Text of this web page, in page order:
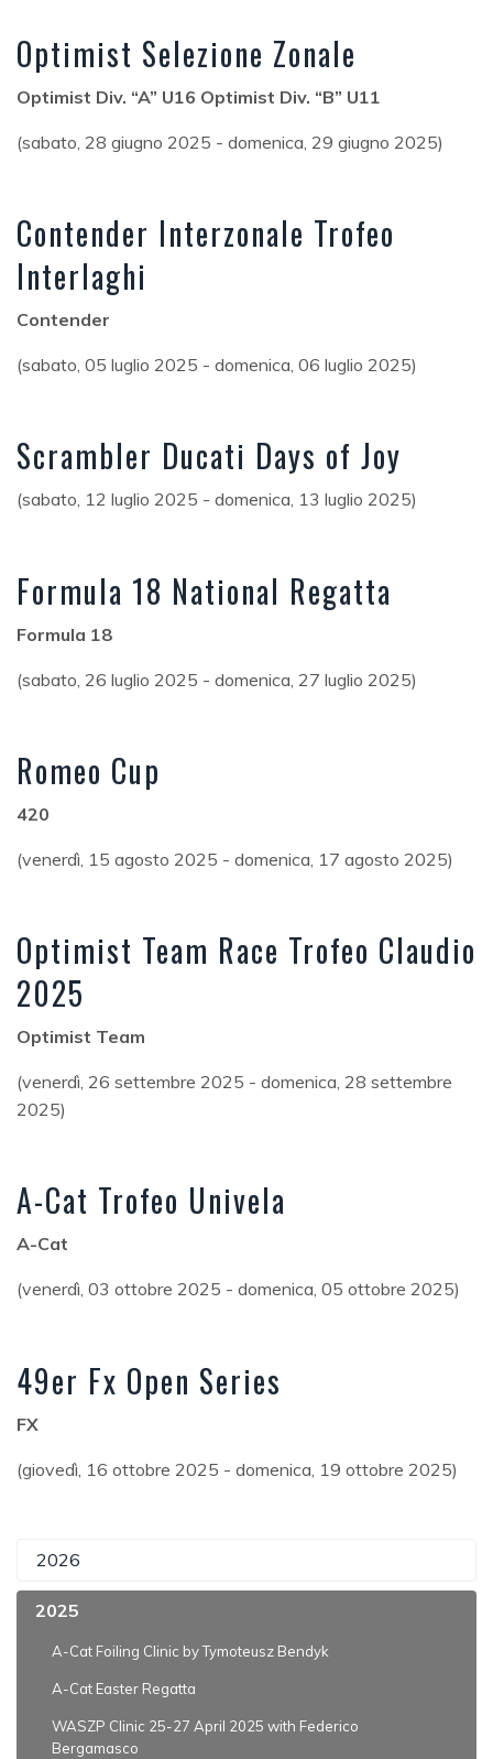
Optimist Selezione Zonale
Optimist Div. “A” U16 Optimist Div. “B” U11
(sabato, 28 giugno 2025 - domenica, 29 giugno 2025)
Contender Interzonale Trofeo
Interlaghi
Contender
(sabato, 05 luglio 2025 - domenica, 06 luglio 2025)
Scrambler Ducati Days of Joy
(sabato, 12 luglio 2025 - domenica, 13 luglio 2025)
Formula 18 National Regatta
Formula 18
(sabato, 26 luglio 2025 - domenica, 27 luglio 2025)
Romeo Cup
420
(venerdì, 15 agosto 2025 - domenica, 17 agosto 2025)
Optimist Team Race Trofeo Claudio
2025
Optimist Team
(venerdì, 26 settembre 2025 - domenica, 28 settembre
2025)
A-Cat Trofeo Univela
A-Cat
(venerdì, 03 ottobre 2025 - domenica, 05 ottobre 2025)
49er Fx Open Series
FX
(giovedì, 16 ottobre 2025 - domenica, 19 ottobre 2025)
2026
2025
A-Cat Foiling Clinic by Tymoteusz Bendyk
A-Cat Easter Regatta
WASZP Clinic 25-27 April 2025 with Federico
Bergamasco